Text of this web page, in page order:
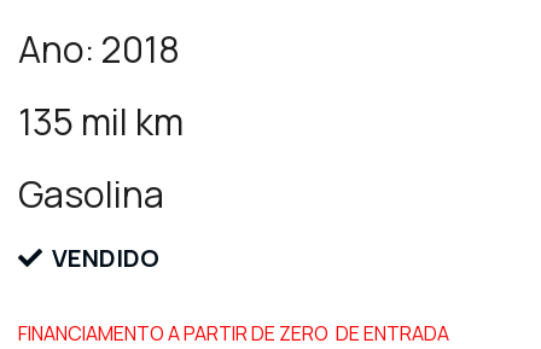
Ano: 2018
135 mil km
Gasolina
VENDIDO
FINANCIAMENTO A PARTIR DE ZERO DE ENTRADA